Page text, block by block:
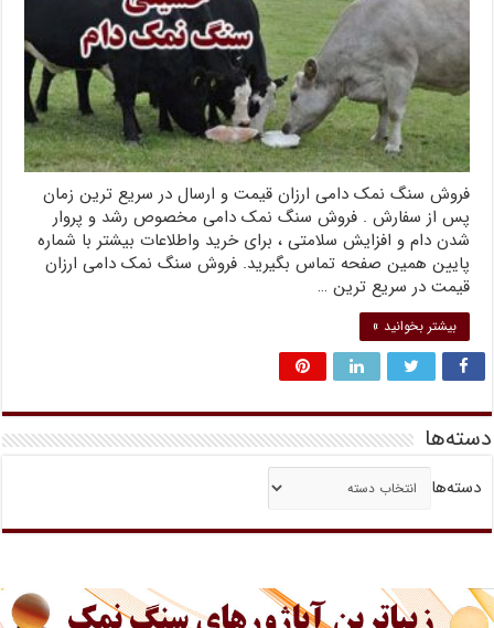
فروش سنگ نمک دامی ارزان قیمت و ارسال در سریع ترین زمان
پس از سفارش . فروش سنگ نمک دامی مخصوص رشد و پروار
شدن دام و افزایش سلامتی ، برای خرید واطلاعات بیشتر با شماره
پایین همین صفحه تماس بگیرید. فروش سنگ نمک دامی ارزان
قیمت در سریع ترین …
بیشتر بخوانید »
دسته‌ها
دسته‌ها